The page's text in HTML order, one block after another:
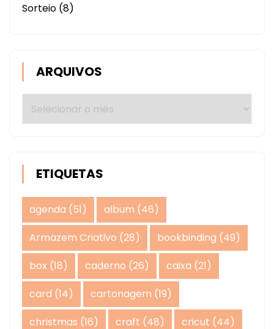
Sorteio (8)
ARQUIVOS
Arquivos
ETIQUETAS
agenda (51) album (46)
Armazem Criativo (28) bookbinding (49)
box (18) caderno (26) caixa (21)
card (14) cartonagem (19)
christmas (16) craft (48) cricut (44)